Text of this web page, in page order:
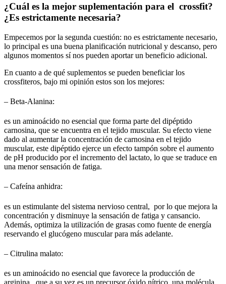
¿Cuál es la mejor suplementación para el crossfit?
¿Es estrictamente necesaria?
Empecemos por la segunda cuestión: no es estrictamente necesario,
lo principal es una buena planificación nutricional y descanso, pero
algunos momentos sí nos pueden aportar un beneficio adicional.
En cuanto a de qué suplementos se pueden beneficiar los
crossfiteros, bajo mi opinión estos son los mejores:
– Beta-Alanina:
es un aminoácido no esencial que forma parte del dipéptido
carnosina, que se encuentra en el tejido muscular. Su efecto viene
dado al aumentar la concentración de carnosina en el tejido
muscular, este dipéptido ejerce un efecto tampón sobre el aumento
de pH producido por el incremento del lactato, lo que se traduce en
una menor sensación de fatiga.
– Cafeína anhidra:
es un estimulante del sistema nervioso central, por lo que mejora la
concentración y disminuye la sensación de fatiga y cansancio.
Además, optimiza la utilización de grasas como fuente de energía
reservando el glucógeno muscular para más adelante.
– Citrulina malato:
es un aminoácido no esencial que favorece la producción de